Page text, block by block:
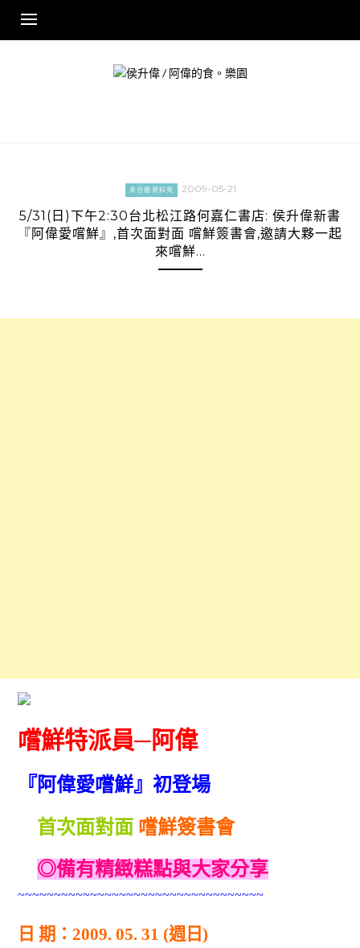
content
未分類資料夾 2009-05-21
5/31(日)下午2:30台北松江路何嘉仁書店: 侯升偉新書
『阿偉愛嚐鮮』,首次面對面 嚐鮮簽書會,邀請大夥一起
來嚐鮮…
嚐鮮特派員─阿偉
『阿偉愛嚐鮮』初登場
首次面對面 嚐鮮簽書會
◎備有精緻糕點與大家分享
~~~~~~~~~~~~~~~~~~~~~~~~~~~~~~~~~~
日 期： 2009. 05. 31 (週日 )